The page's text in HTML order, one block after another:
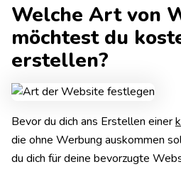
Welche Art von
möchtest du
erstellen?
Bevor du dich ans Erstellen einer
die ohne Werbung auskommen
du dich für deine bevorzugte